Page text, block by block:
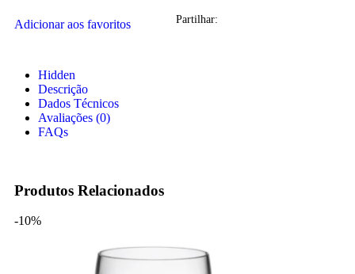
Adicionar aos favoritos Partilhar:
Hidden
Descrição
Dados Técnicos
Avaliações (0)
FAQs
Produtos Relacionados
-10%